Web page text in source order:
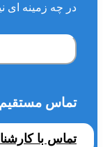
در چه زمینه ای
تماس مستقیم
تماس با